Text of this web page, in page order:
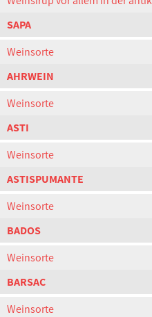
SAPA
Weinsorte
AHRWEIN
Weinsorte
ASTI
Weinsorte
ASTISPUMANTE
Weinsorte
BADOS
Weinsorte
BARSAC
Weinsorte